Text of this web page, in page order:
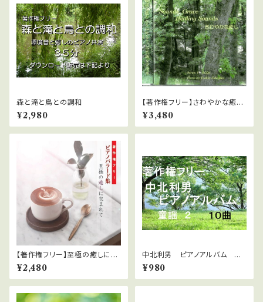
森と滝と鳥との調和
¥2,980
【著作権フリー】さわやかな癒し
1 中北利男
¥3,480
【著作権フリー】至極の癒しに包
まれて
¥2,480
中北利男 ピアノアルバム 童
謡２
¥980